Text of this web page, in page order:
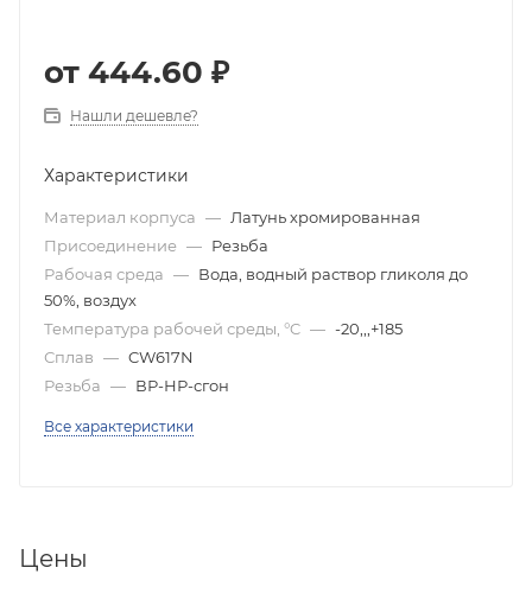
от 444.60 ₽
Нашли дешевле?
Характеристики
Материал корпуса — Латунь хромированная
Присоединение — Резьба
Рабочая среда — Вода, водный раствор гликоля до
50%, воздух
Температура рабочей среды, °C — -20,,,+185
Сплав — CW617N
Резьба — ВР-НР-сгон
Все характеристики
Цены